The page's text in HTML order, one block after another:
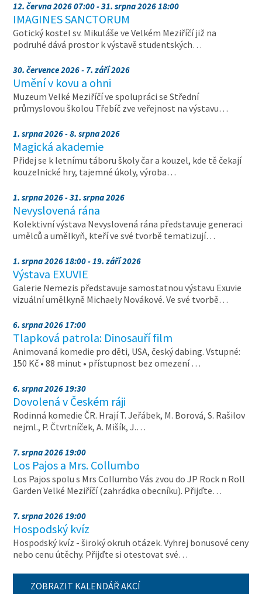
12. června 2026 07:00 - 31. srpna 2026 18:00
IMAGINES SANCTORUM
Gotický kostel sv. Mikuláše ve Velkém Meziříčí již na
podruhé dává prostor k výstavě studentských…
30. července 2026 - 7. září 2026
Umění v kovu a ohni
Muzeum Velké Meziříčí ve spolupráci se Střední
průmyslovou školou Třebíč zve veřejnost na výstavu…
1. srpna 2026 - 8. srpna 2026
Magická akademie
Přidej se k letnímu táboru školy čar a kouzel, kde tě čekají
kouzelnické hry, tajemné úkoly, výroba…
1. srpna 2026 - 31. srpna 2026
Nevyslovená rána
Kolektivní výstava Nevyslovená rána představuje generaci
umělců a umělkyň, kteří ve své tvorbě tematizují…
1. srpna 2026 18:00 - 19. září 2026
Výstava EXUVIE
Galerie Nemezis představuje samostatnou výstavu Exuvie
vizuální umělkyně Michaely Novákové. Ve své tvorbě…
6. srpna 2026 17:00
Tlapková patrola: Dinosauří film
Animovaná komedie pro děti, USA, český dabing. Vstupné:
150 Kč • 88 minut • přístupnost bez omezení …
6. srpna 2026 19:30
Dovolená v Českém ráji
Rodinná komedie ČR. Hrají T. Jeřábek, M. Borová, S. Rašilov
nejml., P. Čtvrtníček, A. Mišík, J.…
7. srpna 2026 19:00
Los Pajos a Mrs. Collumbo
Los Pajos spolu s Mrs Collumbo Vás zvou do JP Rock n Roll
Garden Velké Meziříčí (zahrádka obecníku). Přijďte…
7. srpna 2026 19:00
Hospodský kvíz
Hospodský kvíz - široký okruh otázek. Vyhrej bonusové ceny
nebo cenu útěchy. Přijďte si otestovat své…
ZOBRAZIT KALENDÁŘ AKCÍ